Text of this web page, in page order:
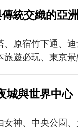
傳統交織的亞
原宿竹下通、
旅遊必玩、東京
城與世界中心
女神、中央公園